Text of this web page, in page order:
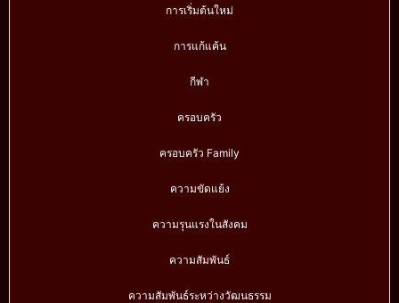
การเริ่มต้นใหม่
การแก้แค้น
กีฬา
ครอบครัว
ครอบครัว Family
ความขัดแย้ง
ความรุนแรงในสังคม
ความสัมพันธ์
ความสัมพันธ์ระหว่างวัฒนธรรม